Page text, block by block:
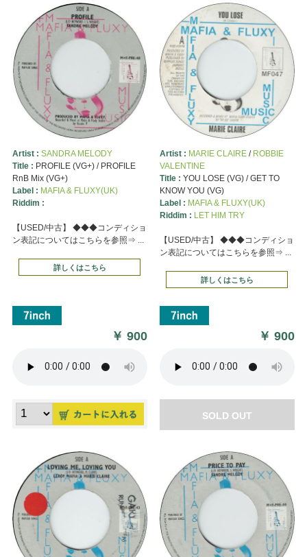
Artist : SANDRA MELODY
Title : PROFILE (VG+) / PROFILE
RnB Mix (VG+)
Label : MAFIA & FLUXY(UK)
Riddim :
【USED/中古】 ◆◆◆コンディショ
ン表記についてはこちらを参照⇒ ...
詳しくはこちら
￥900
Artist : MARIE CLAIRE/ ROBBIE
VALENTINE
Title : YOU LOSE (VG) / GET TO
KNOW YOU (VG)
Label : MAFIA & FLUXY(UK)
Riddim : LET HIM TRY
【USED/中古】 ◆◆◆コンディショ
ン表記についてはこちらを参照⇒ ...
詳しくはこちら
￥900
SOLD OUT